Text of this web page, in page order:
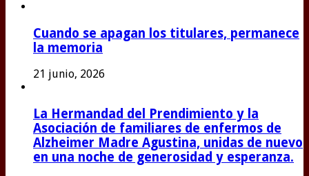
Cuando se apagan los titulares, permanece
la memoria
21 junio, 2026
La Hermandad del Prendimiento y la
Asociación de familiares de enfermos de
Alzheimer Madre Agustina, unidas de nuevo
en una noche de generosidad y esperanza.